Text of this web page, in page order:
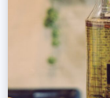
初ご
とス
同時
録して